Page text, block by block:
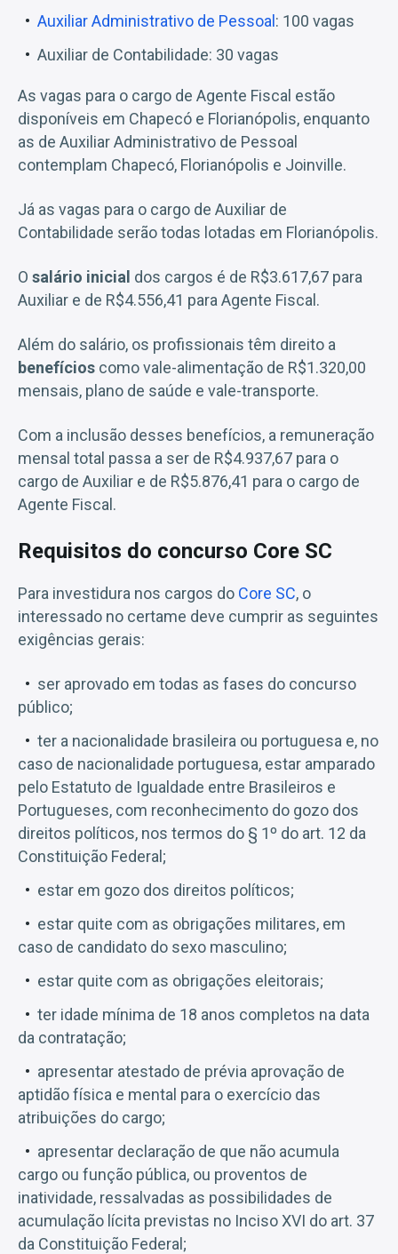
Auxiliar Administrativo de Pessoal : 100 vagas
Auxiliar de Contabilidade: 30 vagas
As vagas para o cargo de Agente Fiscal estão
disponíveis em Chapecó e Florianópolis, enquanto
as de Auxiliar Administrativo de Pessoal
contemplam Chapecó, Florianópolis e Joinville.
Já as vagas para o cargo de Auxiliar de
Contabilidade serão todas lotadas em Florianópolis.
O salário inicial dos cargos é de R$3.617,67 para
Auxiliar e de R$4.556,41 para Agente Fiscal.
Além do salário, os profissionais têm direito a
benefícios como vale-alimentação de R$1.320,00
mensais, plano de saúde e vale-transporte.
Com a inclusão desses benefícios, a remuneração
mensal total passa a ser de R$4.937,67 para o
cargo de Auxiliar e de R$5.876,41 para o cargo de
Agente Fiscal.
Requisitos do concurso Core SC
Para investidura nos cargos do Core SC, o
interessado no certame deve cumprir as seguintes
exigências gerais:
ser aprovado em todas as fases do concurso
público;
ter a nacionalidade brasileira ou portuguesa e, no
caso de nacionalidade portuguesa, estar amparado
pelo Estatuto de Igualdade entre Brasileiros e
Portugueses, com reconhecimento do gozo dos
direitos políticos, nos termos do § 1º do art. 12 da
Constituição Federal;
estar em gozo dos direitos políticos;
estar quite com as obrigações militares, em
caso de candidato do sexo masculino;
estar quite com as obrigações eleitorais;
ter idade mínima de 18 anos completos na data
da contratação;
apresentar atestado de prévia aprovação de
aptidão física e mental para o exercício das
atribuições do cargo;
apresentar declaração de que não acumula
cargo ou função pública, ou proventos de
inatividade, ressalvadas as possibilidades de
acumulação lícita previstas no Inciso XVI do art. 37
da Constituição Federal;